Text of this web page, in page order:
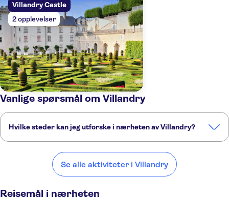
Villandry Castle
2 opplevelser
Vanlige spørsmål om Villandry
Hvilke steder kan jeg utforske i nærheten av Villandry?
Azay-Le-Rideau Turer Chinon Amboise Chenonceaux
Se alle aktiviteter i Villandry
Reisemål i nærheten